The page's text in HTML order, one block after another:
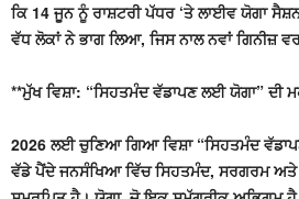
ਕਿ 14 ਜੂਨ ਨੂੰ ਰਾਸ਼ਟਰੀ ਪੱਧਰ ‘ਤੇ ਲਾਈਵ ਯੋਗਾ
ਵੱਧ ਲੋਕਾਂ ਨੇ ਭਾਗ ਲਿਆ, ਜਿਸ ਨਾਲ ਨਵਾਂ ਗਿਨੀਜ਼
**ਮੁੱਖ ਵਿਸ਼ਾ: “ਸਿਹਤਮੰਦ ਵੱਡਾਪਣ ਲਈ ਯੋਗਾ” ਦੀ
2026 ਲਈ ਚੁਣਿਆ ਗਿਆ ਵਿਸ਼ਾ “ਸਿਹਤਮੰਦ
ਵੱਡੇ ਪੈਂਦੇ ਜਨਸੰਖਿਆ ਵਿੱਚ ਸਿਹਤਮੰਦ, ਸਰਗਰਮ ਅਤੇ